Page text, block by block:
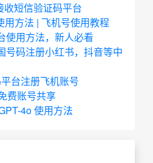
短信验证码平台
用方法 | 飞机号使用教程
使用方法，新人必看
号码注册小红书，抖音等中
台注册飞机账号
费账号共享
4o 使用方法